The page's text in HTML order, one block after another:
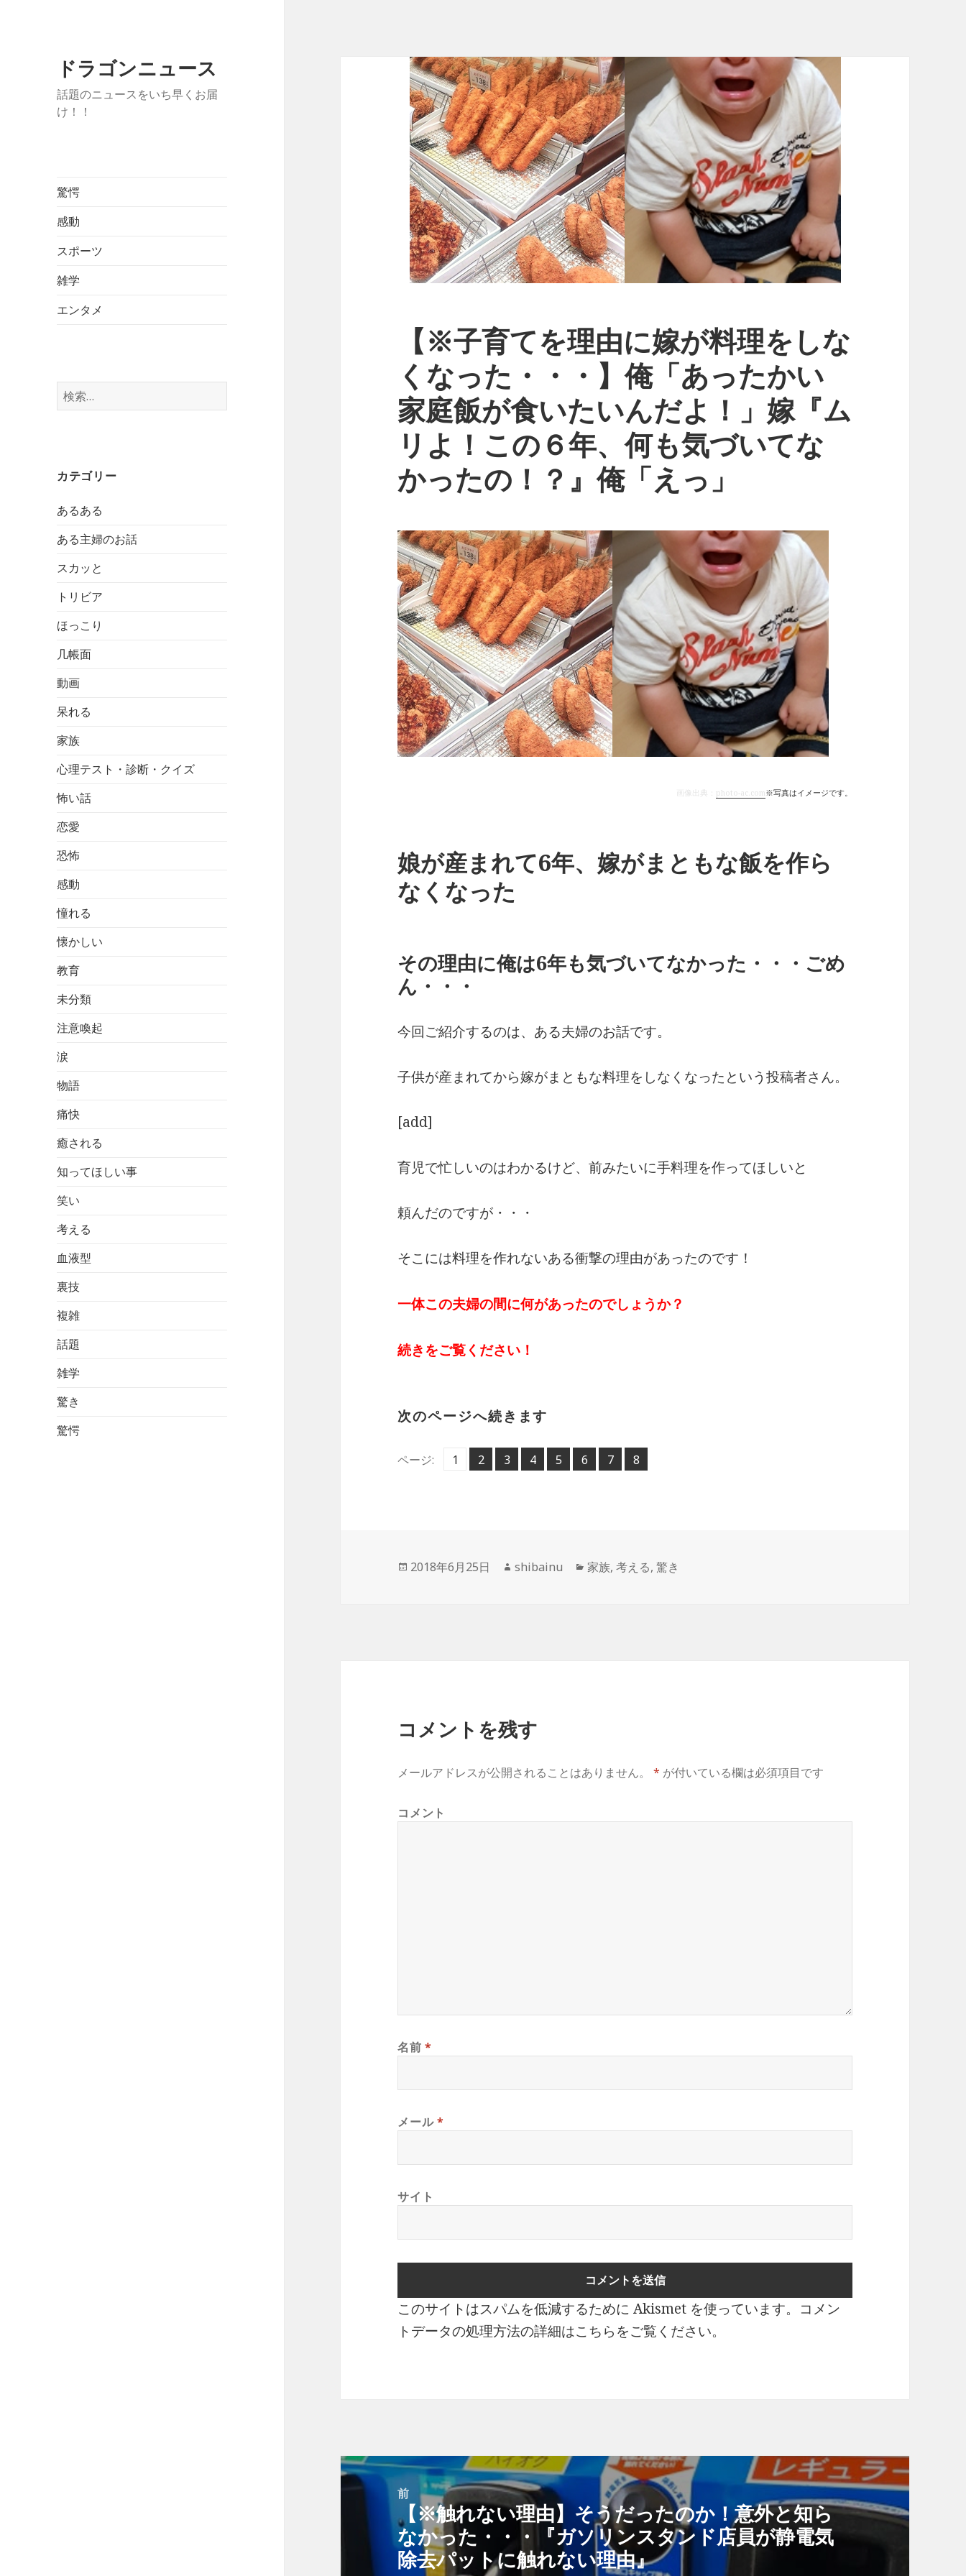
ドラゴンニュース
話題のニュースをいち早くお届
け！！
驚愕
感動
スポーツ
雑学
エンタメ
検
索:
カテゴリー
あるある
ある主婦のお話
スカッと
トリビア
ほっこり
几帳面
動画
呆れる
家族
心理テスト・診断・クイズ
怖い話
恋愛
恐怖
感動
憧れる
懐かしい
教育
未分類
注意喚起
涙
物語
痛快
癒される
知ってほしい事
笑い
考える
血液型
裏技
複雑
話題
雑学
驚き
驚愕
【※子育てを理由に嫁が料理をしな
くなった・・・】俺「あったかい
家庭飯が食いたいんだよ！」嫁『ム
リよ！この６年、何も気づいてな
かったの！？』俺「えっ」
画像出典： photo-ac.com※写真はイメージです。
娘が産まれて6年、嫁がまともな飯を作ら
なくなった
その理由に俺は6年も気づいてなかった・・・ごめ
ん・・・
今回ご紹介するのは、ある夫婦のお話です。
子供が産まれてから嫁がまともな料理をしなくなったという投稿者さん。
[add]
育児で忙しいのはわかるけど、前みたいに手料理を作ってほしいと
頼んだのですが・・・
そこには料理を作れないある衝撃の理由があったのです！
一体この夫婦の間に何があったのでしょうか？
続きをご覧ください！
次のページへ続きます
ページ:
ペ
1 ,
ペ
2 ,
ペ
3 ,
ペ
4 ,
ペ
5 ,
ペ
6 ,
ペ
7 ,
ペ
8
投
2018年6月25日
作
shibainu
カ
家族,考える,驚き
コメントを残す
メールアドレスが公開されることはありません。 * が付いている欄は必須項目です
コメント
名前*
メール*
サイト
このサイトはスパムを低減するために Akismet を使っています。
コメン
トデータの処理方法の詳細はこちらをご覧ください。
投
稿
前
の
投
【※触れない理由】そうだったのか！意外と知ら
なかった・・・『ガソリンスタンド店員が静電気
除去パットに触れない理由』